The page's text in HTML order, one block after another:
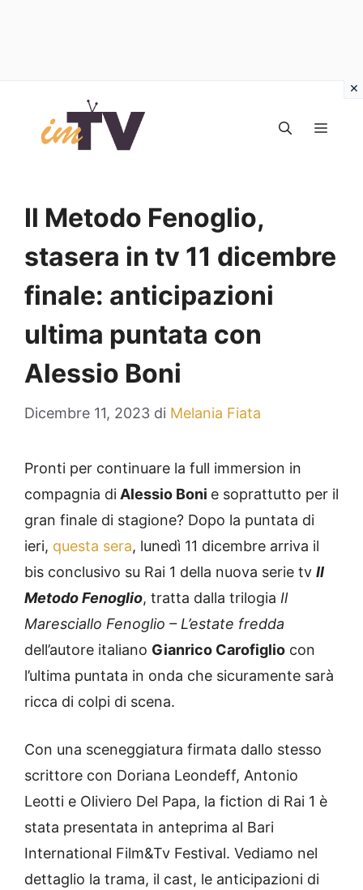
contenuto
Il Metodo Fenoglio,
stasera in tv 11 dicembre
finale: anticipazioni
ultima puntata con
Alessio Boni
Dicembre 11, 2023 di Melania Fiata
Pronti per continuare la full immersion in
compagnia diAlessio Boni e soprattutto per il
gran finale di stagione? Dopo la puntata di
ieri, questa sera, lunedì 11 dicembre arriva il
bis conclusivo su Rai 1 della nuova serie tv Il
Metodo Fenoglio, tratta dalla trilogia Il
Maresciallo Fenoglio – L’estate fredda
dell’autore italiano Gianrico Carofiglio con
l’ultima puntata in onda che sicuramente sarà
ricca di colpi di scena.
Con una sceneggiatura firmata dallo stesso
scrittore con Doriana Leondeff, Antonio
Leotti e Oliviero Del Papa, la fiction di Rai 1 è
stata presentata in anteprima al Bari
International Film&Tv Festival. Vediamo nel
dettaglio la trama, il cast, le anticipazioni di